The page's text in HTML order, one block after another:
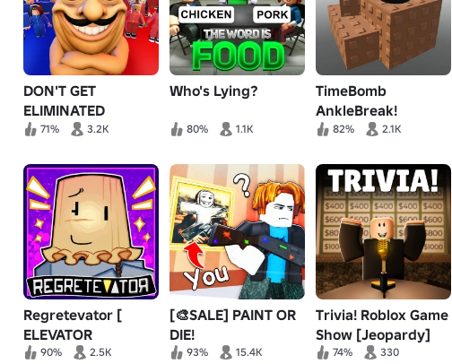
DON'T GET
ELIMINATED
71% 3.2K
Who's Lying?
80% 1.1K
TimeBomb
AnkleBreak!
82% 2.1K
Regretevator [
ELEVATOR
SIMULATOR ]
90% 2.5K
[🎨SALE] PAINT OR
DIE!
93% 15.4K
Trivia! Roblox Game
Show [Jeopardy]
74% 330